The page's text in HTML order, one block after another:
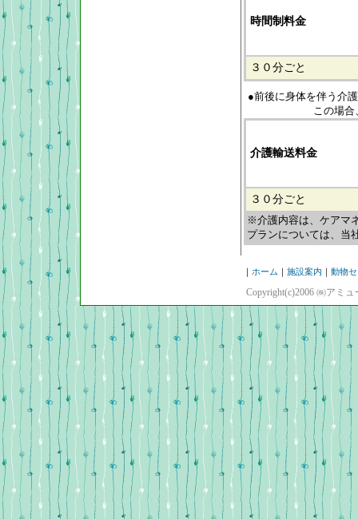
時間制料金
３０分ごと
●前後に身体を伴う介
この場
介護輸送料金
３０分ごと
※介護内容は、ケアマ
プランについては、当
｜ ホーム ｜ 施設案内 ｜ 動物
Copyright(c)2006 ㈱アミ